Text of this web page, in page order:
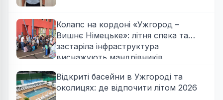
Колапс на кордоні «Ужгород –
Вишнє Німецьке»: літня спека та
застаріла інфраструктура
виснажують мандрівників
Відкриті басейни в Ужгороді та
околицях: де відпочити літом 2026